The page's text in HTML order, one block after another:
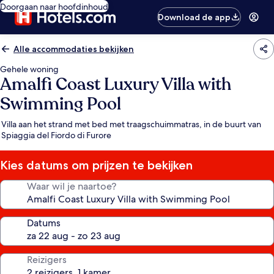
Doorgaan naar hoofdinhoud
Download de app
Alle accommodaties bekijken
Gehele woning
Amalfi Coast Luxury Villa with
Swimming Pool
Villa aan het strand met bed met traagschuimmatras, in de buurt van
Spiaggia del Fiordo di Furore
Kies datums om prijzen te bekijken
Waar wil je naartoe?
Datums
Reizigers